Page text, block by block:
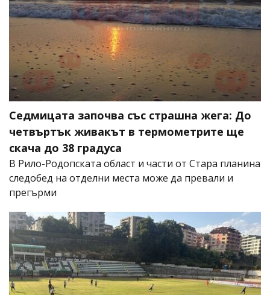
Седмицата започва със страшна жега: До
четвъртък живакът в термометрите ще
скача до 38 градуса
В Рило-Родопската област и части от Стара планина
следобед на отделни места може да превали и
прегърми